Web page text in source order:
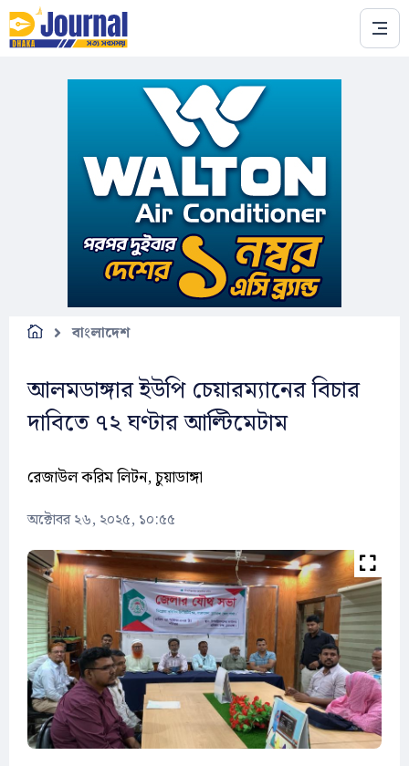
Skip to main content
বাংলাদেশ
আলমডাঙ্গার ইউপি চেয়ারম্যানের বিচার
দাবিতে ৭২ ঘণ্টার আল্টিমেটাম
রেজাউল করিম লিটন, চুয়াডাঙ্গা
অক্টোবর ২৬, ২০২৫, ১০:৫৫